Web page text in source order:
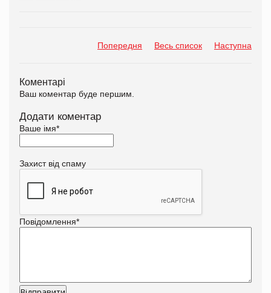
Попередня Весь список Наступна
Коментарі
Ваш коментар буде першим.
Додати коментар
Ваше імя*
Захист від спаму
Повідомлення*